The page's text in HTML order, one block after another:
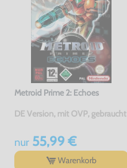
Metroid Prime 2: Echoes
DE Version, mit OVP, gebraucht
nur55,99 €
Warenkorb